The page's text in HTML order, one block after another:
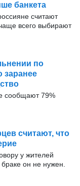
банкета
считают
всего выбирают
по
заранее
сообщают 79%
считают, что
у жителей
он не нужен.